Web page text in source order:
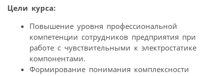
Цели курса:
Повышение уровня профессиональной
компетенции сотрудников предприятия при
работе с чувствительными к электростатике
компонентами.
Формирование понимания комплексности